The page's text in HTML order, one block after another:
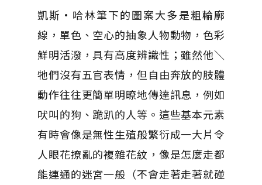
凱斯·哈林筆下的圖案大多是粗輪廓
線，單色、空心的抽象人物動物，色彩
鮮明活潑，具有高度辨識性；雖然他＼
牠們沒有五官表情，但自由奔放的肢體
動作往往更簡單明暸地傳達訊息，例如
吠叫的狗、跪趴的人等。這些基本元素
有時會像是無性生殖般繁衍成一大片令
人眼花撩亂的複雜花紋，像是怎麼走都
能連通的迷宮一般（不會走著走著就碰